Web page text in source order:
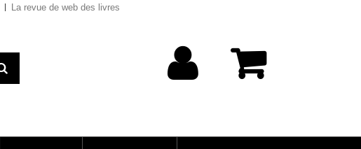
La revue de web des livres